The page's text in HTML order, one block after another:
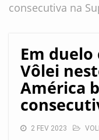
consecutiva na
Em duelo
Vôlei
América
2 FEV 2023